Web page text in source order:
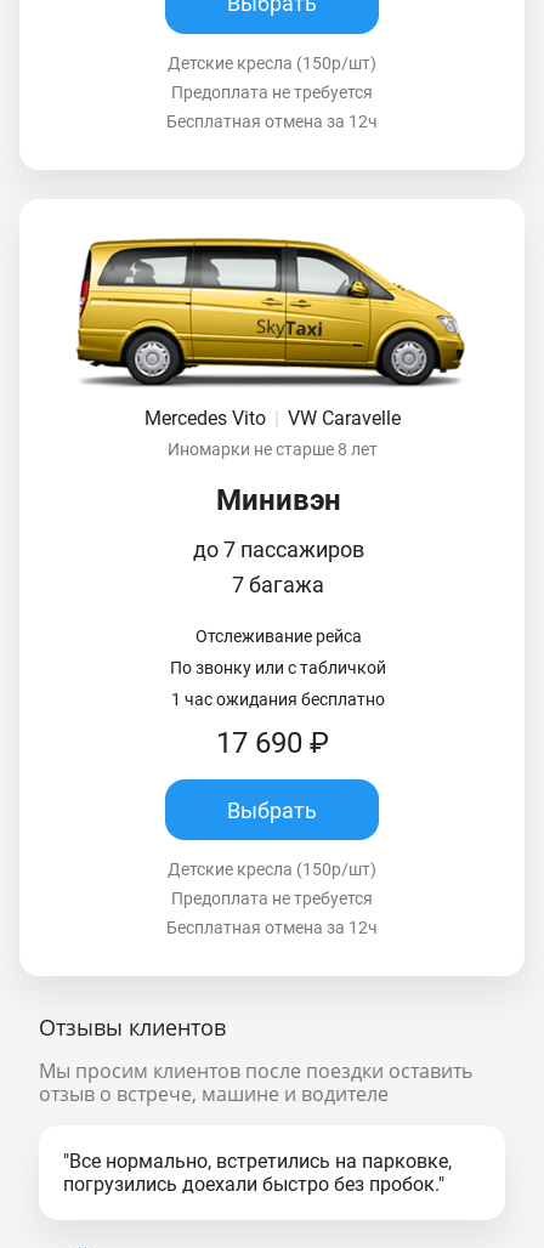
Детские кресла (150р/шт)
Предоплата не требуется
Бесплатная отмена за 12ч
Mercedes Vito VW Caravelle
Иномарки не старше 8 лет
Минивэн
до 7 пассажиров
7 багажа
Отслеживание рейса
По звонку или с табличкой
1 час ожидания бесплатно
17 690 ₽
Выбрать
Детские кресла (150р/шт)
Предоплата не требуется
Бесплатная отмена за 12ч
Отзывы клиентов
Мы просим клиентов после поездки оставить
отзыв о встрече, машине и водителе
"Все нормально, встретились на парковке,
погрузились доехали быстро без пробок."